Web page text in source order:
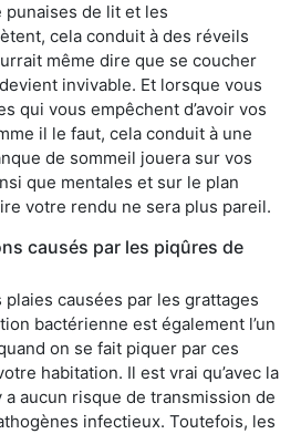
de lit et les
cela conduit à des réveils
même dire que se coucher
invivable. Et lorsque vous
qui vous empêchent d’avoir vos
il le faut, cela conduit à une
de sommeil jouera sur vos
que mentales et sur le plan
votre rendu ne sera plus pareil.
causés par les piqûres de
causées par les grattages
bactérienne est également l’un
on se fait piquer par ces
habitation. Il est vrai qu’avec la
a aucun risque de transmission de
infectieux. Toutefois, les